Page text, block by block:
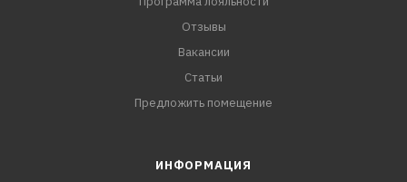
Отзывы
Вакансии
Статьи
Предложить помещение
ИНФОРМАЦИЯ